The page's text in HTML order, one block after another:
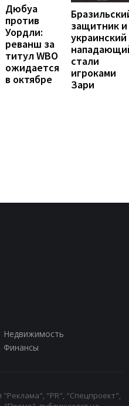
Дюбуа
против
Уордли:
реванш за
титул WBO
ожидается
в октябре
защитник и
украинский
стали
игроками
Зари
Недвижимость
Финансы
"PR", "Спецпроект",